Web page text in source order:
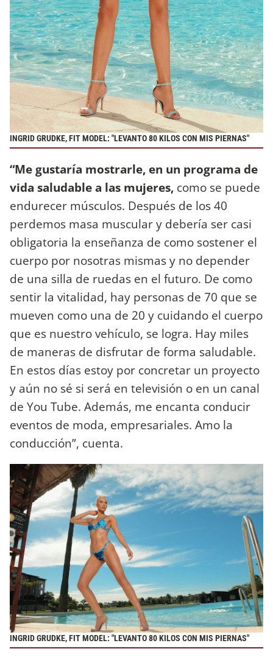
INGRID GRUDKE, FIT MODEL: "LEVANTO 80 KILOS CON MIS PIERNAS"
“Me gustaría mostrarle, en un programa de
vida saludable a las mujeres, como se puede
endurecer músculos. Después de los 40
perdemos masa muscular y debería ser casi
obligatoria la enseñanza de como sostener el
cuerpo por nosotras mismas y no depender
de una silla de ruedas en el futuro. De como
sentir la vitalidad, hay personas de 70 que se
mueven como una de 20 y cuidando el cuerpo
que es nuestro vehículo, se logra. Hay miles
de maneras de disfrutar de forma saludable.
En estos días estoy por concretar un proyecto
y aún no sé si será en televisión o en un canal
de You Tube. Además, me encanta conducir
eventos de moda, empresariales. Amo la
conducción”, cuenta.
INGRID GRUDKE, FIT MODEL: "LEVANTO 80 KILOS CON MIS PIERNAS"